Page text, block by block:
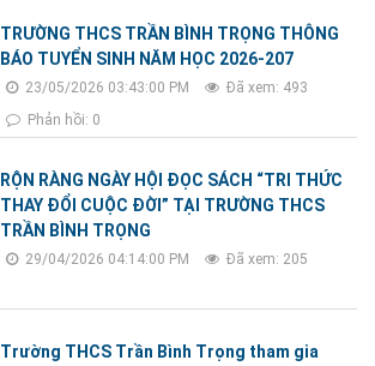
TRƯỜNG THCS TRẦN BÌNH TRỌNG THÔNG
BÁO TUYỂN SINH NĂM HỌC 2026-207
23/05/2026 03:43:00 PM
Đã xem: 493
Phản hồi: 0
RỘN RÀNG NGÀY HỘI ĐỌC SÁCH “TRI THỨC
THAY ĐỔI CUỘC ĐỜI” TẠI TRƯỜNG THCS
TRẦN BÌNH TRỌNG
29/04/2026 04:14:00 PM
Đã xem: 205
Trường THCS Trần Bình Trọng tham gia